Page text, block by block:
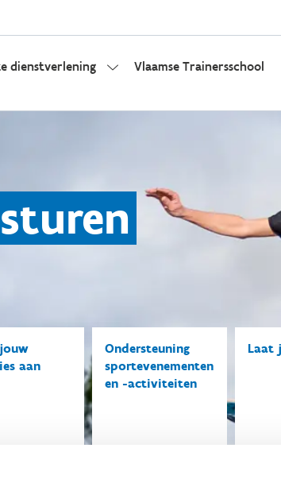
dienstverlening Vlaamse Trainersschool
aan
Ondersteuning
sportevenementen
en -activiteiten
Laat